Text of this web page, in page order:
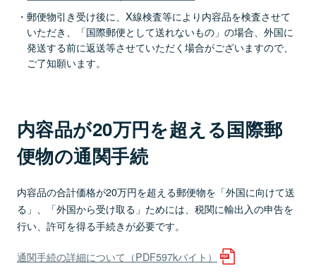
郵便物引き受け後に、X線検査等により内容品を検査させて
いただき、「国際郵便として送れないもの」の場合、外国に
発送する前に返送等させていただく場合がございますので、
ご了知願います。
内容品が20万円を超える国際郵
便物の通関手続
内容品の合計価格が20万円を超える郵便物を「外国に向けて送
る」、「外国から受け取る」ためには、税関に輸出入の申告を
行い、許可を得る手続きが必要です。
通関手続の詳細について（PDF597kバイト）